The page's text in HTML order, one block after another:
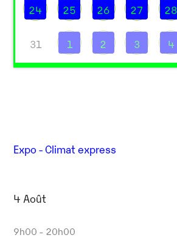
24 25 26 27 28
31 1 2 3 4
Expo - Climat express
4 Août
9h00 - 20h00